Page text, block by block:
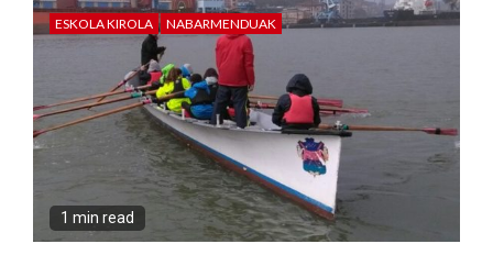
ESKOLA KIROLA NABARMENDUAK
1 min read